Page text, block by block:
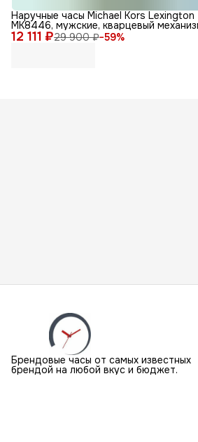
12 111 ₽29 900 ₽−59%
Наручные часы Michael Kors Lexington
MK8446, мужские, кварцевый
золотые
Брендовые часы от самых известных
брендой на любой вкус и бюджет.